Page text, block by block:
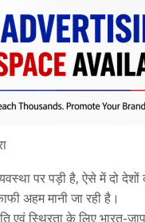
पर पड़ी है, ऐसे में दो
अहम मानी जा रही है।
एवं स्थिरता के लिए भारत-